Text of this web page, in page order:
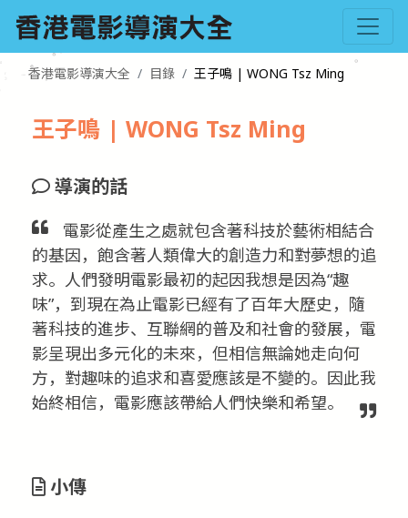
香港電影導演大全 目錄 王子鳴 | WONG Tsz Ming
王子鳴 | WONG Tsz Ming
導演的話
電影從產生之處就包含著科技於藝術相結合
的基因，飽含著人類偉大的創造力和對夢想的追
求。人們發明電影最初的起因我想是因為“趣
味”，到現在為止電影已經有了百年大歷史，隨
著科技的進步、互聯網的普及和社會的發展，電
影呈現出多元化的未來，但相信無論她走向何
方，對趣味的追求和喜愛應該是不變的。因此我
始終相信，電影應該帶給人們快樂和希望。
小傳